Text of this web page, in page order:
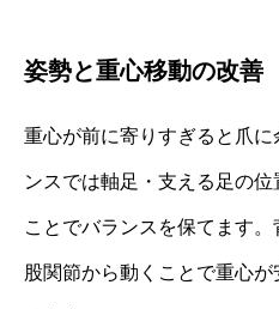
姿勢と重心移動の改善
重心が前に寄りすぎると爪
ンスでは軸足・支える足の
ことでバランスを保てます。
股関節から動くことで重心